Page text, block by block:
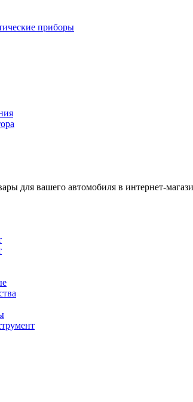
приборы
для вашего автомобиля в интернет-